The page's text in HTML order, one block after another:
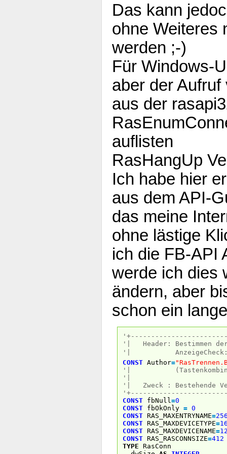
Das kann
ohne Weiteres
werden ;-)
Für Windows-
aber der
aus der
auflisten
RasHangUp
Ich habe hier
aus dem API-
das meine
ohne lästige
ich die FB-API
werde ich dies
ändern, aber
schon ein
'| Header:
'| AnzeigeCheck:|Il1
CONST Author=
'|
'| Zweck :
CONST fbNull=0
CONST fbOkOnly = 0
CONST RAS_MAXENTRYNAME=
CONST RAS_MAXDEVICETYPE=
CONST RAS_MAXDEVICENAME=
CONST RAS_RASCONNSIZE=412
TYPE RasConn